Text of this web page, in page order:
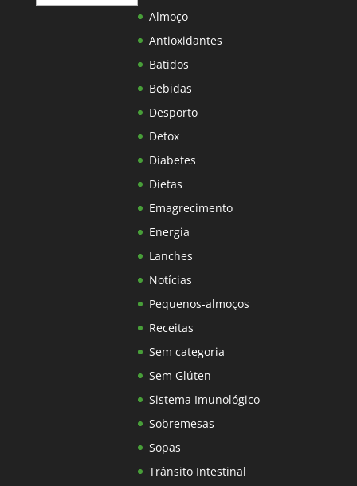
Almoço
Antioxidantes
Batidos
Bebidas
Desporto
Detox
Diabetes
Dietas
Emagrecimento
Energia
Lanches
Notícias
Pequenos-almoços
Receitas
Sem categoria
Sem Glúten
Sistema Imunológico
Sobremesas
Sopas
Trânsito Intestinal